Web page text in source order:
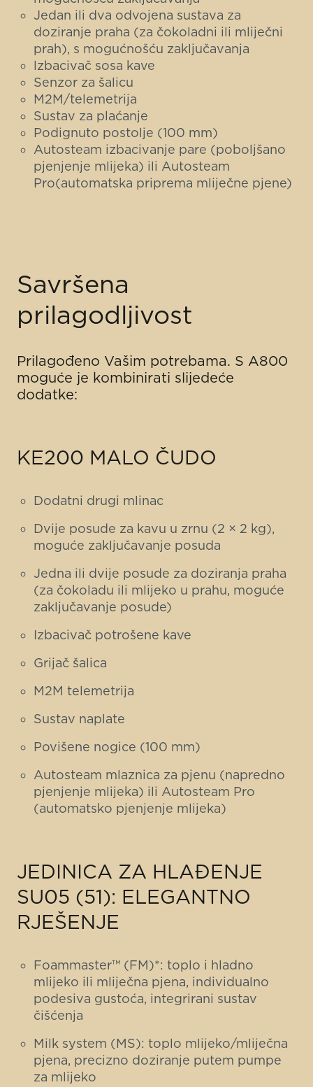
Jedan ili dva odvojena sustava za
doziranje praha (za čokoladni ili mliječni
prah), s mogućnošću zaključavanja
lzbacivač sosa kave
Senzor za šalicu
M2M/telemetrija
Sustav za plaćanje
Podignuto postolje (100 mm)
Autosteam izbacivanje pare (poboljšano
pjenjenje mlijeka) ili Autosteam
Pro(automatska priprema mliječne pjene)
Savršena
prilagodljivost
Prilagođeno Vašim potrebama. S A800
moguće je kombinirati slijedeće
dodatke:
KE200 MALO ČUDO
Dodatni drugi mlinac
Dvije posude za kavu u zrnu (2 × 2 kg),
moguće zaključavanje posuda
Jedna ili dvije posude za doziranja praha
(za čokoladu ili mlijeko u prahu, moguće
zaključavanje posude)
Izbacivač potrošene kave
Grijač šalica
M2M telemetrija
Sustav naplate
Povišene nogice (100 mm)
Autosteam mlaznica za pjenu (napredno
pjenjenje mlijeka) ili Autosteam Pro
(automatsko pjenjenje mlijeka)
JEDINICA ZA HLAĐENJE
SU05 (51): ELEGANTNO
RJEŠENJE
Foammaster™ (FM)*: toplo i hladno
mlijeko ili mliječna pjena, individualno
podesiva gustoća, integrirani sustav
čišćenja
Milk system (MS): toplo mlijeko/mliječna
pjena, precizno doziranje putem pumpe
za mlijeko